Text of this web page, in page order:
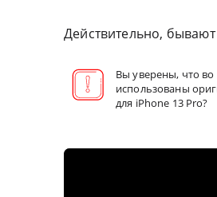
Действительно,
Вы уверены, что
использованы
для iPhone 13 Pro?